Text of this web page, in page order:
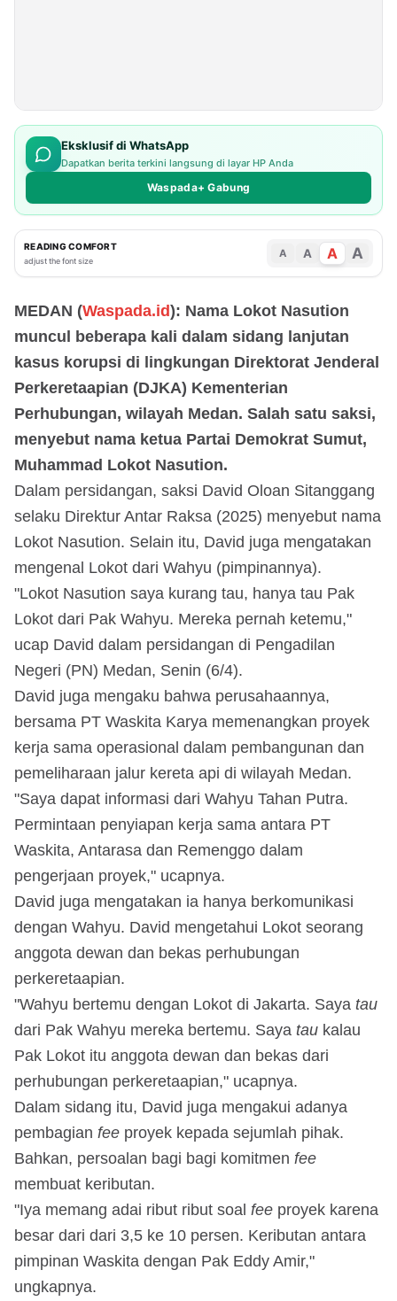
Eksklusif di WhatsApp
Dapatkan berita terkini langsung di layar HP Anda
Waspada+ Gabung
READING COMFORT
adjust the font size
A A A A
MEDAN (Waspada.id): Nama Lokot Nasution
muncul beberapa kali dalam sidang lanjutan
kasus korupsi di lingkungan Direktorat Jenderal
Perkeretaapian (DJKA) Kementerian
Perhubungan, wilayah Medan. Salah satu saksi,
menyebut nama ketua Partai Demokrat Sumut,
Muhammad Lokot Nasution.
Dalam persidangan, saksi David Oloan Sitanggang
selaku Direktur Antar Raksa (2025) menyebut nama
Lokot Nasution. Selain itu, David juga mengatakan
mengenal Lokot dari Wahyu (pimpinannya).
"Lokot Nasution saya kurang tau, hanya tau Pak
Lokot dari Pak Wahyu. Mereka pernah ketemu,"
ucap David dalam persidangan di Pengadilan
Negeri (PN) Medan, Senin (6/4).
David juga mengaku bahwa perusahaannya,
bersama PT Waskita Karya memenangkan proyek
kerja sama operasional dalam pembangunan dan
pemeliharaan jalur kereta api di wilayah Medan.
"Saya dapat informasi dari Wahyu Tahan Putra.
Permintaan penyiapan kerja sama antara PT
Waskita, Antarasa dan Remenggo dalam
pengerjaan proyek," ucapnya.
David juga mengatakan ia hanya berkomunikasi
dengan Wahyu. David mengetahui Lokot seorang
anggota dewan dan bekas perhubungan
perkeretaapian.
"Wahyu bertemu dengan Lokot di Jakarta. Saya tau
dari Pak Wahyu mereka bertemu. Saya tau kalau
Pak Lokot itu anggota dewan dan bekas dari
perhubungan perkeretaapian," ucapnya.
Dalam sidang itu, David juga mengakui adanya
pembagian fee proyek kepada sejumlah pihak.
Bahkan, persoalan bagi bagi komitmen fee
membuat keributan.
"Iya memang adai ribut ribut soal fee proyek karena
besar dari dari 3,5 ke 10 persen. Keributan antara
pimpinan Waskita dengan Pak Eddy Amir,"
ungkapnya.